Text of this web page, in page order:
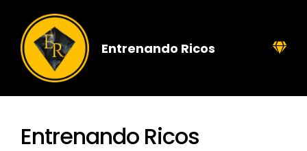
Entrenando Ricos
Entrenando Ricos